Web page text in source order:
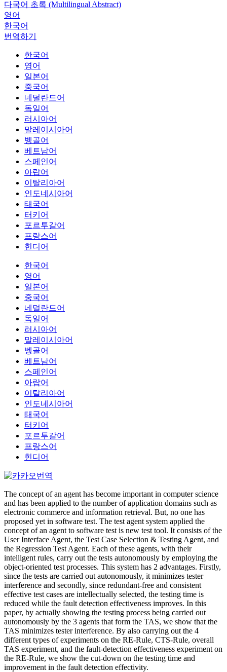
다국어 초록 (Multilingual Abstract)
영어
한국어
번역하기
한국어
영어
일본어
중국어
네덜란드어
독일어
러시아어
말레이시아어
벵골어
베트남어
스페인어
아랍어
이탈리아어
인도네시아어
태국어
터키어
포르투갈어
프랑스어
힌디어
한국어
영어
일본어
중국어
네덜란드어
독일어
러시아어
말레이시아어
벵골어
베트남어
스페인어
아랍어
이탈리아어
인도네시아어
태국어
터키어
포르투갈어
프랑스어
힌디어
The concept of an agent has become important in computer science
and has been applied to the number of application domains such as
electronic commerce and information retrieval. But, no one has
proposed yet in software test. The test agent system applied the
concept of an agent to software test is new test tool. It consists of the
User Interface Agent, the Test Case Selection & Testing Agent, and
the Regression Test Agent. Each of these agents, with their
intelligent rules, carry out the tests autonomously by employing the
object-oriented test processes. This system has 2 advantages. Firstly,
since the tests are carried out autonomously, it minimizes tester
interference and secondly, since redundant-free and consistent
effective test cases are intellectually selected, the testing time is
reduced while the fault detection effectiveness improves. In this
paper, by actually showing the testing process being carried out
autonomously by the 3 agents that form the TAS, we show that the
TAS minimizes tester interference. By also carrying out the 4
different types of experiments on the RE-Rule, CTS-Rule, overall
TAS experiment, and the fault-detection effectiveness experiment on
the RE-Rule, we show the cut-down on the testing time and
improvement in the fault detection effectivity.